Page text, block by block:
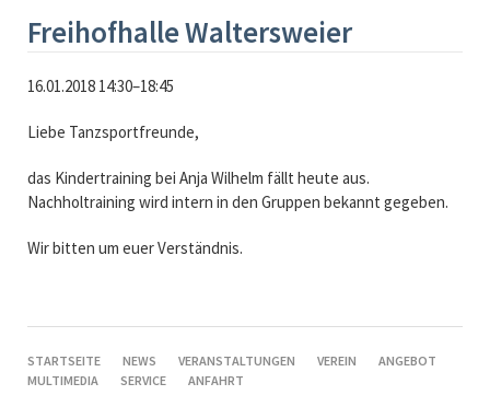
Freihofhalle Waltersweier
16.01.2018 14:30–18:45
Liebe Tanzsportfreunde,
das Kindertraining bei Anja Wilhelm fällt heute aus.
Nachholtraining wird intern in den Gruppen bekannt gegeben.
Wir bitten um euer Verständnis.
NAVIGATION
ÜBERSPRINGEN
STARTSEITE NEWS VERANSTALTUNGEN VEREIN
ANGEBOT
MULTIMEDIA
SERVICE ANFAHRT